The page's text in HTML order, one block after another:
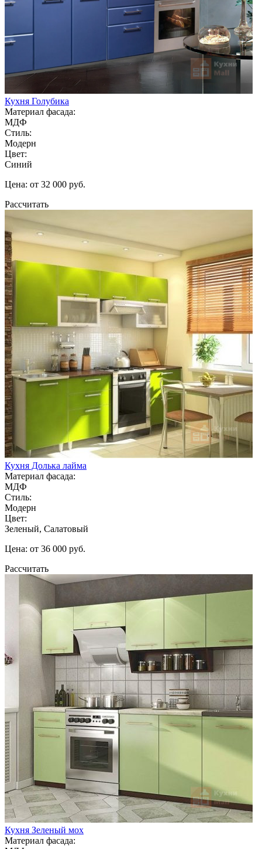
Кухня Голубика
Материал фасада:
МДФ
Стиль:
Модерн
Цвет:
Синий
Цена: от 32 000 руб.
Рассчитать
Кухня Долька лайма
Материал фасада:
МДФ
Стиль:
Модерн
Цвет:
Зеленый, Салатовый
Цена: от 36 000 руб.
Рассчитать
Кухня Зеленый мох
Материал фасада: